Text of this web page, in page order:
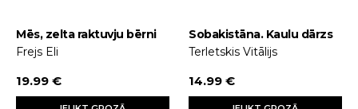
Mēs, zelta raktuvju bērni
Frejs Eli
19.99 €
Sobakistāna. Kaulu dārzs
Terletskis Vitālijs
14.99 €